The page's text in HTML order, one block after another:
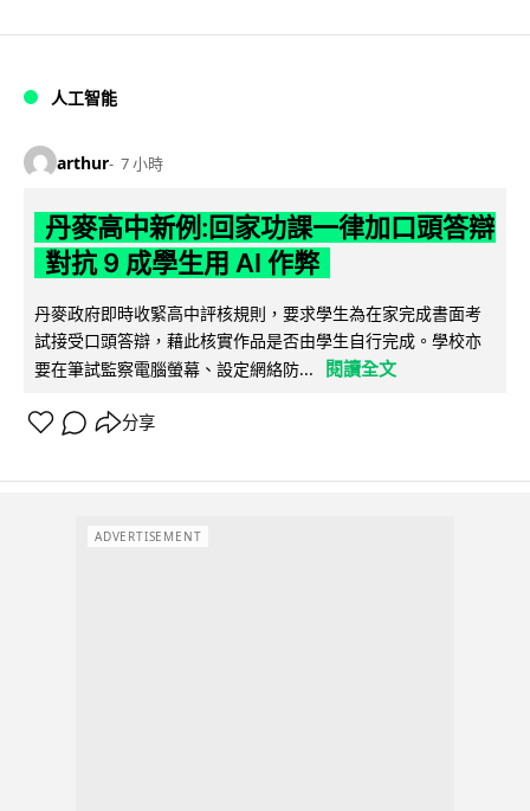
人工智能
arthur 7 小時
丹麥高中新例:回家功課一律加口頭答辯
對抗 9 成學生用 AI 作弊
丹麥政府即時收緊高中評核規則，要求學生為在家完成書面考
試接受口頭答辯，藉此核實作品是否由學生自行完成。學校亦
要在筆試監察電腦螢幕、設定網絡防...
閱讀全文
分享
ADVERTISEMENT